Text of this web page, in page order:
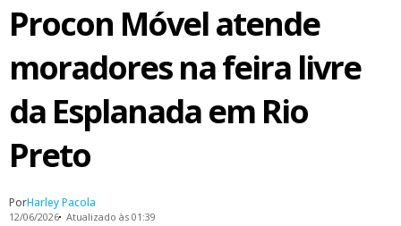
Procon Móvel atende
moradores na feira livre
da Esplanada em Rio
Preto
PorHarley Pacola
12/06/2026 Atualizado às 01:39